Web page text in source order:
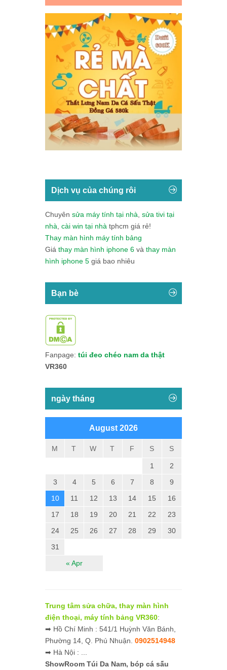
Dịch vụ của chúng rôi
Chuyên sửa máy tính tại nhà sửa tivi tại
nhà cài win tại nhà tphcm giá rẻ!
Thay màn hình máy tính bảng
Giá thay màn hình iphone 6 và thay màn
hình iphone 5 giá bao nhiêu
Bạn bè
Fanpage: túi đeo chéo nam da thật
VR360
ngày tháng
August 2026
M T W T F S S
« Apr
1
2
3
4 5 6 7 8
9
10
11 12 13 14 15
16
17
18 19 20 21 22
23
24
25 26 27 28 29
30
31
Trung tâm sửa chữa, thay màn hình
điện thoại, máy tính bảng VR360:
➡ Hồ Chí Minh : 541/1 Huỳnh Văn Bánh,
Phường 14, Q. Phú Nhuận. 0902514948
➡ Hà Nội : ...
ShowRoom Túi Da Nam, bóp cá sấu